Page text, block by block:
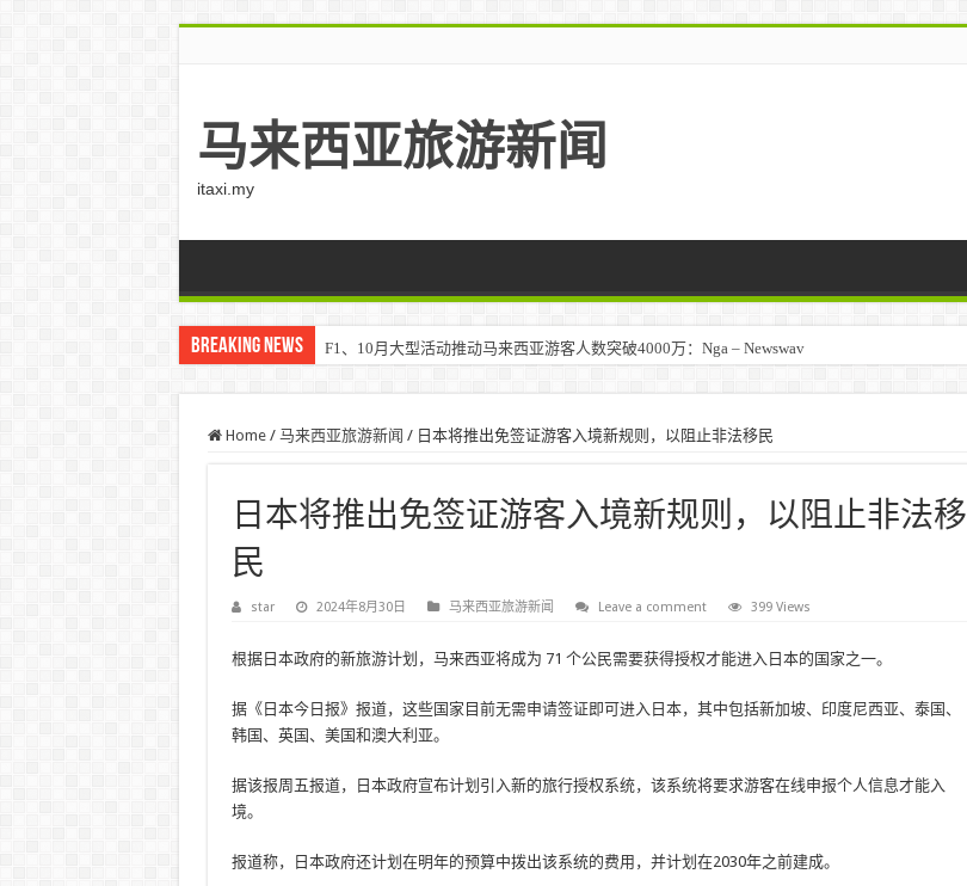
马来西亚旅游新闻
itaxi.my
Breaking News F1、10月大型活动推动马来西亚游客人数突破4000万：Nga – Newswav
Home / 马来西亚旅游新闻 / 日本将推出免签证游客入境新规则，以阻止非法移民
日本将推出免签证游客入境新规则，以阻止非法移
民
star 2024年8月30日 马来西亚旅游新闻 Leave a comment 399 Views
根据日本政府的新旅游计划，马来西亚将成为 71 个公民需要获得授权才能进入日本的国家之一。
据《日本今日报》报道，这些国家目前无需申请签证即可进入日本，其中包括新加坡、印度尼西亚、泰国、
韩国、英国、美国和澳大利亚。
据该报周五报道，日本政府宣布计划引入新的旅行授权系统，该系统将要求游客在线申报个人信息才能入
境。
报道称，日本政府还计划在明年的预算中拨出该系统的费用，并计划在2030年之前建成。